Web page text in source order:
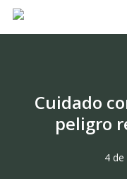
Skip
Cuidado
peligro
4